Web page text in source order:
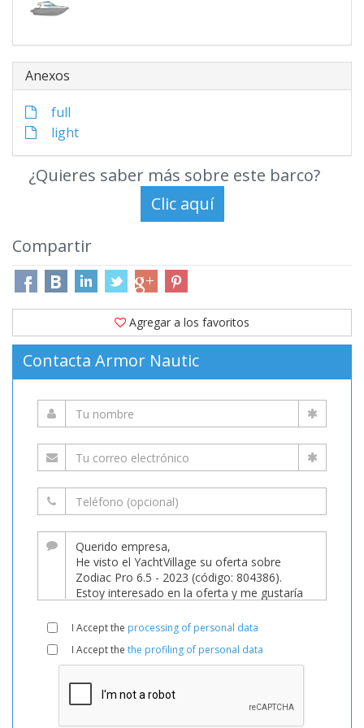
Anexos
full
light
¿Quieres saber más sobre este barco?
Compartir
Agregar a los favoritos
Contacta Armor Nautic
I Accept the processing of personal data
I Accept the the profiling of personal data